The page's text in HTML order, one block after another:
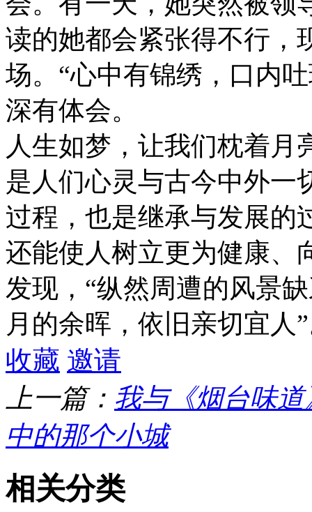
读的她都会紧张得不行，
场。“心中有锦绣，口内
深有体会。
人生如梦，让我们枕着月
是人们心灵与古今中外一
过程，也是继承与发展的
还能使人树立更为健康、
发现，“纵然周遭的风景
月的余晖，依旧亲切宜人
收藏 邀请
上一篇： 我与《烟台味道
中的那个小城
相关分类